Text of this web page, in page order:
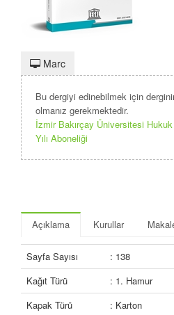
Marc
Bu dergiyi edinebilmek için
olmanız gerekmektedir.
İzmir Bakırçay Üniversitesi
Yılı Aboneliği
Açıklama Kurullar
Sayfa Sayısı
: 138
Kağıt Türü
: 1. Hamur
Kapak Türü
: Karton